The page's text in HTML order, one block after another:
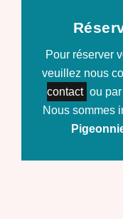
Pour réserver
veuillez nous
contact ou
Nous sommes